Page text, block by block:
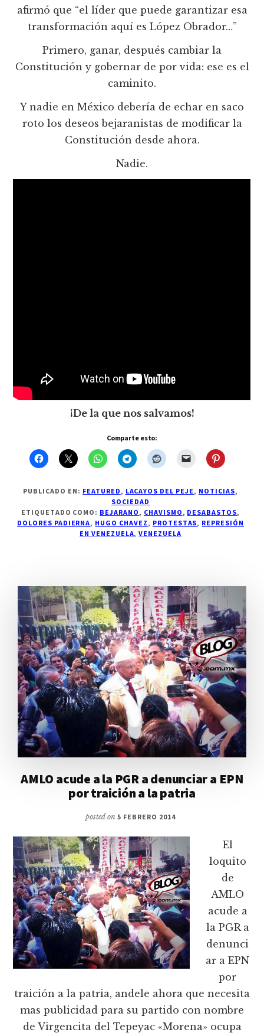
afirmó que “el líder que puede garantizar esa
transformación aquí es López Obrador…”
Primero, ganar, después cambiar la
Constitución y gobernar de por vida: ese es el
caminito.
Y nadie en México debería de echar en saco
roto los deseos bejaranistas de modificar la
Constitución desde ahora.
Nadie.
¡De la que nos salvamos!
Comparte esto:
PUBLICADO EN: FEATURED , LACAYOS DEL PEJE , NOTICIAS,
SOCIEDAD
ETIQUETADO COMO: BEJARANO , CHAVISMO , DESABASTOS,
DOLORES PADIERNA, HUGO CHAVEZ , PROTESTAS, REPRESIÓN
EN VENEZUELA,VENEZUELA
AMLO acude a la PGR a denunciar a EPN
por traición a la patria
posted on5 FEBRERO 2014
El
loquito
de
AMLO
acude a
la PGR a
denunci
ar a EPN
por
traición a la patria, andele ahora que necesita
mas publicidad para su partido con nombre
de Virgencita del Tepeyac «Morena» ocupa